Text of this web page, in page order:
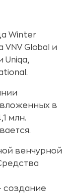
Winter
Global и
Uniqa,
в
млн.
венчурной
создание